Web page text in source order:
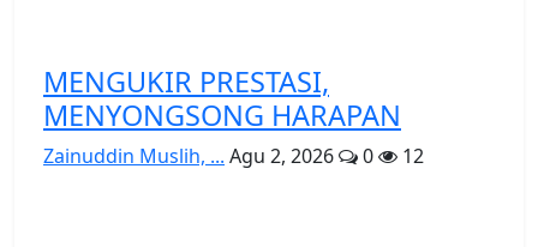
MENGUKIR PRESTASI,
MENYONGSONG HARAPAN
Zainuddin Muslih, ... Agu 2, 2026 0 12